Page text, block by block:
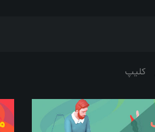
کلیپ